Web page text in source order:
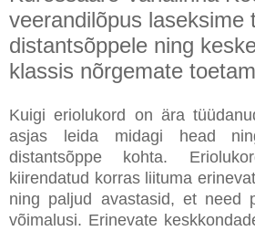
veerandilõpus laseksime
distantsõppele ning
klassis nõrgemate
Kuigi eriolukord on ära
asjas leida midagi head
distantsõppe kohta.
kiirendatud korras liituma
ning paljud avastasid, et need
võimalusi. Erinevate